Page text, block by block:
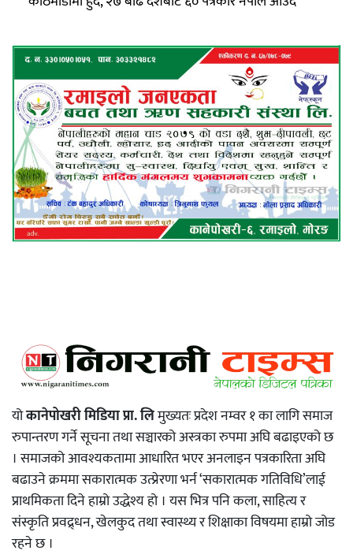
योकानेपोखरी मिडिया प्रा. लिमुख्यतः प्रदेश नम्वर १ का लागि समाज
रुपान्तरण गर्ने सूचना तथा सञ्चारको अस्त्रका रुपमा अघि बढाइएको छ
। समाजको आवश्यकतामा आधारित भएर अनलाइन पत्रकारिता अघि
बढाउने क्रममा सकारात्मक उत्प्रेरणा भर्न ‘सकारात्मक गतिविधि’लाई
प्राथमिकता दिने हाम्रो उद्धेश्य हो । यस भित्र पनि कला, साहित्य र
संस्कृति प्रवद्र्धन, खेलकुद तथा स्वास्थ्य र शिक्षाका विषयमा हाम्रो जोड
रहने छ ।